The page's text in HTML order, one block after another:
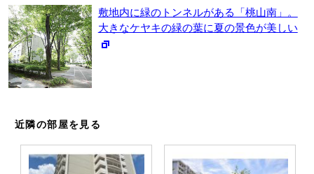
敷地内に緑のトンネルがある「桃山南」。
大きなケヤキの緑の葉に夏の景色が美しい
近隣の部屋を見る